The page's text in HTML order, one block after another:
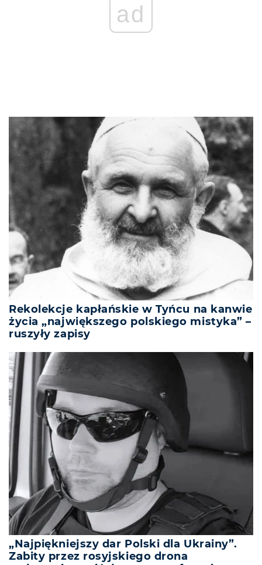
ad
Rekolekcje kapłańskie w Tyńcu na kanwie
życia „największego polskiego mistyka” –
ruszyły zapisy
„Najpiękniejszy dar Polski dla Ukrainy”.
Zabity przez rosyjskiego drona